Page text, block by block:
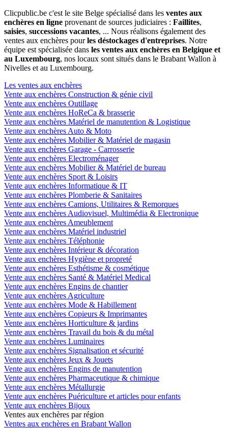
Clicpublic.be c'est le site Belge spécialisé dans les ventes aux
enchères en ligne provenant de sources judiciaires : Faillites,
saisies, successions vacantes, ... Nous réalisons également des
ventes aux enchères pourles déstockages d'entreprises. Notre
équipe est spécialisée dans les ventes aux enchères en Belgique et
au Luxembourg, nos locaux sont situés dans le Brabant Wallon à
Nivelles et au Luxembourg.
Les ventes aux enchères
Vente aux enchères Construction & génie civil
Vente aux enchères Outillage
Vente aux enchères HoReCa & brasserie
Vente aux enchères Matériel de manutention & Logistique
Vente aux enchères Auto & Moto
Vente aux enchères Mobilier & Matériel de magasin
Vente aux enchères Garage - Carrosserie
Vente aux enchères Electroménager
Vente aux enchères Mobilier & Matériel de bureau
Vente aux enchères Sport & Loisirs
Vente aux enchères Informatique & IT
Vente aux enchères Plomberie & Sanitaires
Vente aux enchères Camions, Utilitaires & Remorques
Vente aux enchères Audiovisuel, Multimédia & Electronique
Vente aux enchères Ameublement
Vente aux enchères Matériel industriel
Vente aux enchères Téléphonie
Vente aux enchères Intérieur & décoration
Vente aux enchères Hygiène et propreté
Vente aux enchères Esthétisme & cosmétique
Vente aux enchères Santé & Matériel Medical
Vente aux enchères Engins de chantier
Vente aux enchères Agriculture
Vente aux enchères Mode & Habillement
Vente aux enchères Copieurs & Imprimantes
Vente aux enchères Horticulture & jardins
Vente aux enchères Travail du bois & du métal
Vente aux enchères Luminaires
Vente aux enchères Signalisation et sécurité
Vente aux enchères Jeux & Jouets
Vente aux enchères Engins de manutention
Vente aux enchères Pharmaceutique & chimique
Vente aux enchères Métallurgie
Vente aux enchères Puériculture et articles pour enfants
Vente aux enchères Bijoux
Ventes aux enchères par région
Ventes aux enchères en Brabant Wallon